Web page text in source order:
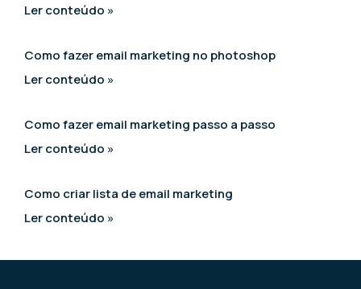
Ler conteúdo »
Como fazer email marketing no photoshop
Ler conteúdo »
Como fazer email marketing passo a passo
Ler conteúdo »
Como criar lista de email marketing
Ler conteúdo »